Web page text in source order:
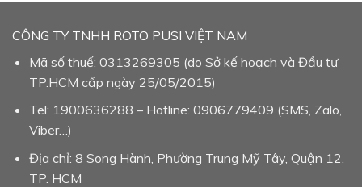
CÔNG TY TNHH ROTO PUSI VIỆT NAM
Mã số thuế: 0313269305 (do Sở kế hoạch và Đầu tư
TP.HCM cấp ngày 25/05/2015)
Tel: 1900636288 – Hotline: 0906779409 (SMS, Zalo,
Viber…)
Địa chỉ: 8 Song Hành, Phường Trung Mỹ Tây, Quận 12,
TP. HCM